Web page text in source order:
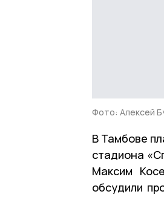
Фото: Алексей
В Тамбове
стадиона
Максим
обсудили